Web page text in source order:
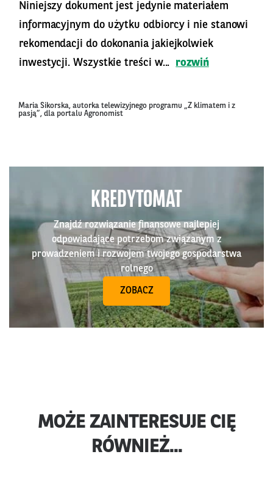
Niniejszy dokument jest jedynie materiałem
informacyjnym do użytku odbiorcy i nie stanowi
rekomendacji do dokonania jakiejkolwiek
inwestycji. Wszystkie treści w...
rozwiń
Maria Sikorska, autorka telewizyjnego programu „Z klimatem i z
pasją”, dla portalu Agronomist
KREDYTOMAT
Znajdź rozwiązanie finansowe najlepiej
odpowiadające potrzebom związanym z
prowadzeniem i rozwojem twojego gospodarstwa
rolnego
ZOBACZ
MOŻE ZAINTERESUJE CIĘ
RÓWNIEŻ...